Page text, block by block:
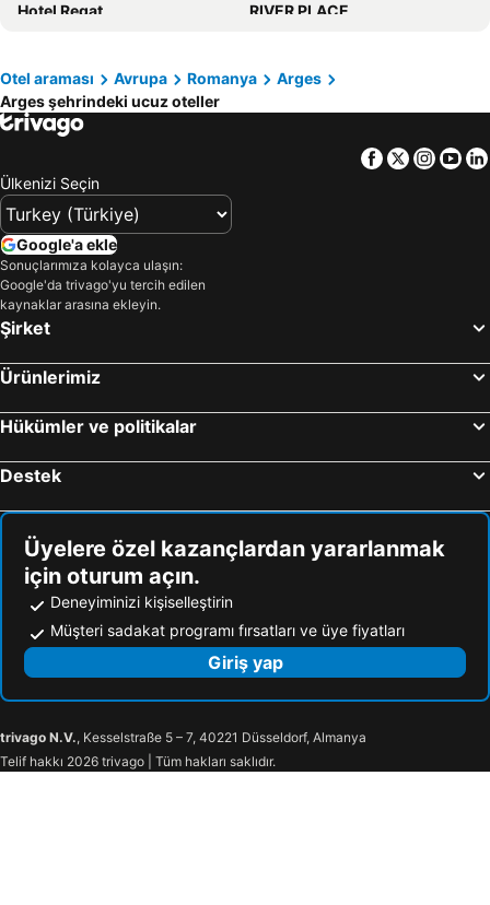
Hotel Regat
RIVER PLACE
Hotel Duet
Hotel Subcarpati
La Strada Boutique Villa
Flamingo Hotel
Casa Maria Arges
Splendor Bratianu
Otel araması Avrupa Romanya
Arges
Arges şehrindeki ucuz oteller
Facebook
Twitter
Ülkenizi Seçin
Google'a ekle
Sonuçlarımıza kolayca ulaşın:
Google'da trivago'yu tercih edilen
kaynaklar arasına ekleyin.
Şirket
Ürünlerimiz
Hükümler ve politikalar
Destek
Üyelere özel kazançlardan yararlanmak
için oturum açın.
Deneyiminizi kişiselleştirin
Müşteri sadakat programı fırsatları ve üye fiyatları
Giriş yap
trivago N.V., Kesselstraße 5 – 7, 40221 Düsseldorf, Almanya
Telif hakkı 2026 trivago | Tüm hakları saklıdır.